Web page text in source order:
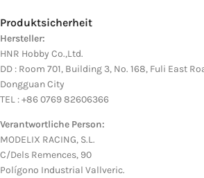
Produktsicherheit
Hersteller:
HNR Hobby Co.,Ltd.
DD : Room 701, Building 3, No. 168, Fuli East
Dongguan City
TEL : +86 0769 82606366
Verantwortliche Person:
MODELIX RACING, S.L.
C/Dels Remences, 90
Polígono Industrial Vallveric.